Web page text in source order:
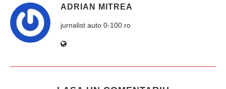
ADRIAN MITREA
jurnalist auto 0-100.ro